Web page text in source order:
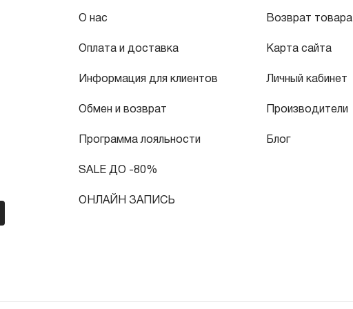
О нас
Оплата и доставка
Информация для клиентов
Обмен и возврат
Программа лояльности
SALE ДО -80%
ОНЛАЙН ЗАПИСЬ
Возврат товара
Карта сайта
Личный кабинет
Производители
Блог